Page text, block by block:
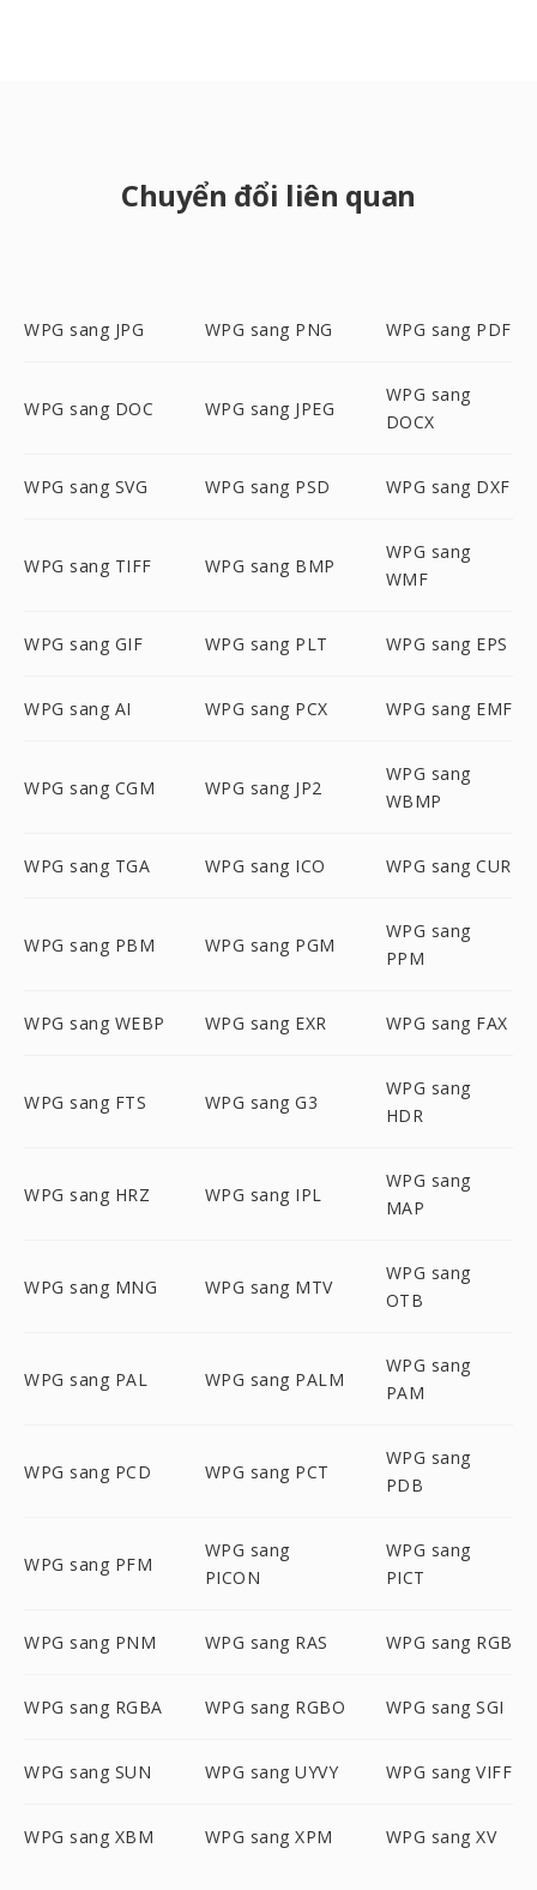
Chuyển đổi liên quan
WPG sang JPG WPG sang PNG WPG sang PDF
WPG sang DOC WPG sang JPEG
WPG sang
DOCX
WPG sang SVG WPG sang PSD WPG sang DXF
WPG sang TIFF WPG sang BMP
WPG sang
WMF
WPG sang GIF WPG sang PLT WPG sang EPS
WPG sang AI WPG sang PCX WPG sang EMF
WPG sang CGM WPG sang JP2
WPG sang
WBMP
WPG sang TGA WPG sang ICO WPG sang CUR
WPG sang PBM WPG sang PGM
WPG sang
PPM
WPG sang WEBP WPG sang EXR WPG sang FAX
WPG sang FTS WPG sang G3
WPG sang
HDR
WPG sang HRZ WPG sang IPL
WPG sang
MAP
WPG sang MNG WPG sang MTV
WPG sang
OTB
WPG sang PAL WPG sang PALM
WPG sang
PAM
WPG sang PCD WPG sang PCT
WPG sang
PDB
WPG sang PFM
WPG sang
PICON
WPG sang
PICT
WPG sang PNM WPG sang RAS WPG sang RGB
WPG sang RGBA WPG sang RGBO WPG sang SGI
WPG sang SUN WPG sang UYVY WPG sang VIFF
WPG sang XBM WPG sang XPM WPG sang XV